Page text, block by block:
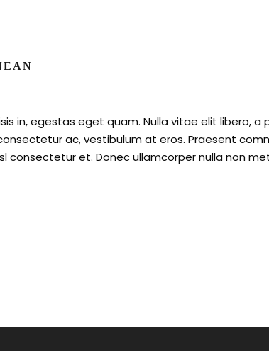
in, egestas eget quam. Nulla vitae elit libero, a
ac, vestibulum at eros. Praesent
consectetur et. Donec ullamcorper nulla non